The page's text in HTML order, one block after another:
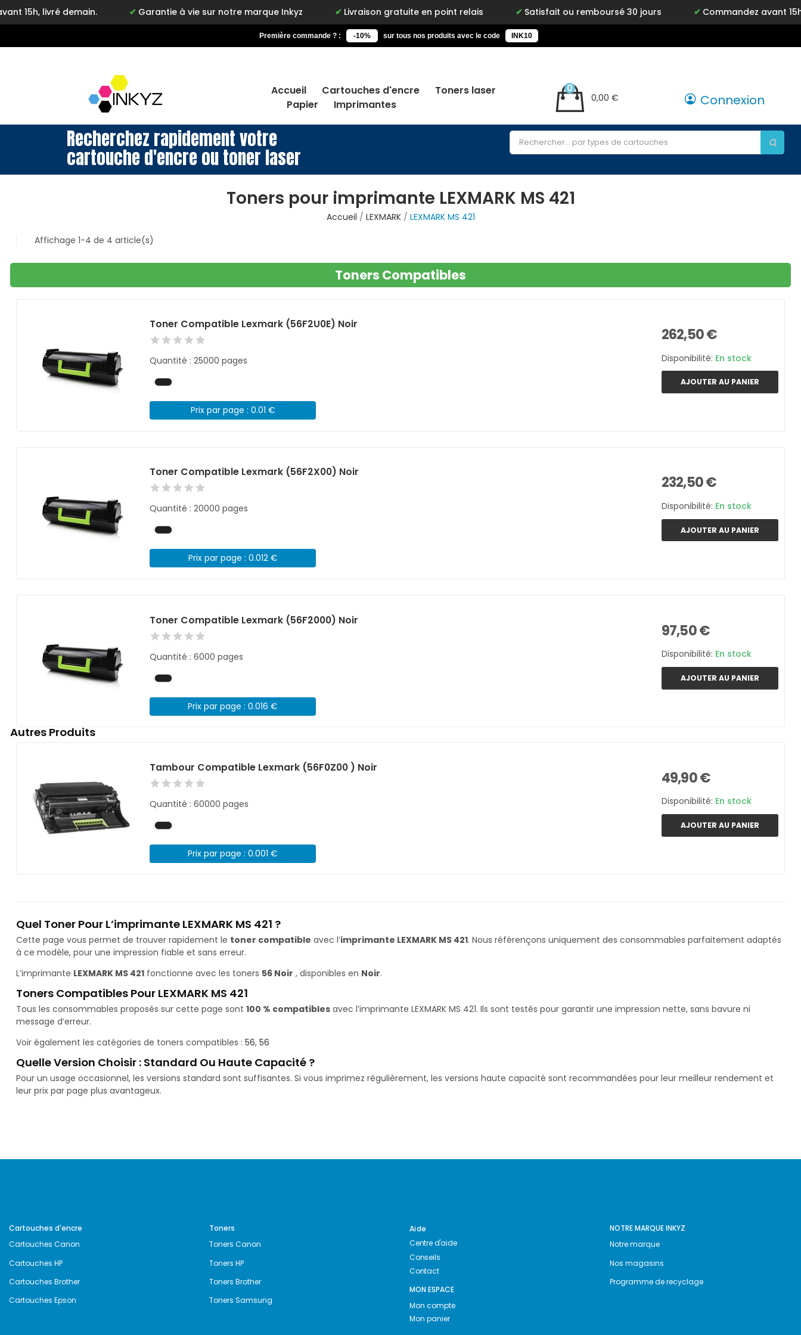
livré demain. Garantie à vie sur notre marque Inkyz Livraison gratuite en point relais Satisfait ou remboursé 30 jours Commandez avant 15h,
Première commande ? : -10% sur tous nos produits avec le code INK10
Accueil Cartouches d'encre
Toners laser
Papier
Imprimantes
0,00 €
0
Connexion
Recherchez rapidement votre
cartouche d'encre ou toner laser
Toners pour imprimante LEXMARK MS 421
Accueil LEXMARK
LEXMARK MS 421
Affichage 1-4 de 4 article(s)
Toners Compatibles
Toner Compatible Lexmark (56F2U0E) Noir
Quantité : 25000 pages
Prix par page : 0.01 €
262,50 €
Disponibilité: En stock
AJOUTER AU PANIER
Toner Compatible Lexmark (56F2X00) Noir
Quantité : 20000 pages
Prix par page : 0.012 €
232,50 €
Disponibilité: En stock
AJOUTER AU PANIER
Toner Compatible Lexmark (56F2000) Noir
Quantité : 6000 pages
Prix par page : 0.016 €
97,50 €
Disponibilité: En stock
AJOUTER AU PANIER
Autres Produits
Tambour Compatible Lexmark (56F0Z00 ) Noir
Quantité : 60000 pages
Prix par page : 0.001 €
49,90 €
Disponibilité: En stock
AJOUTER AU PANIER
Quel Toner Pour L’imprimante LEXMARK MS 421 ?
Cette page vous permet de trouver rapidement le toner compatible avec l’imprimante LEXMARK MS 421. Nous référençons uniquement des consommables parfaitement adaptés
à ce modèle, pour une impression fiable et sans erreur.
L’imprimante LEXMARK MS 421 fonctionne avec les toners 56 Noir , disponibles en Noir.
Toners Compatibles Pour LEXMARK MS 421
Tous les consommables proposés sur cette page sont 100 % compatibles avec l’imprimante LEXMARK MS 421. Ils sont testés pour garantir une impression nette, sans bavure ni
message d’erreur.
Voir également les catégories de toners compatibles : 56, 56
Quelle Version Choisir : Standard Ou Haute Capacité ?
Pour un usage occasionnel, les versions standard sont suffisantes. Si vous imprimez régulièrement, les versions haute capacité sont recommandées pour leur meilleur rendement et
leur prix par page plus avantageux.
Cartouches d'encre
Cartouches Canon
Cartouches HP
Cartouches Brother
Cartouches Epson
Toners
Toners Canon
Toners HP
Toners Brother
Toners Samsung
Aide
Centre d'aide
Conseils
Contact
MON ESPACE
Mon compte
Mon panier
NOTRE MARQUE INKYZ
Notre marque
Nos magasins
Programme de recyclage